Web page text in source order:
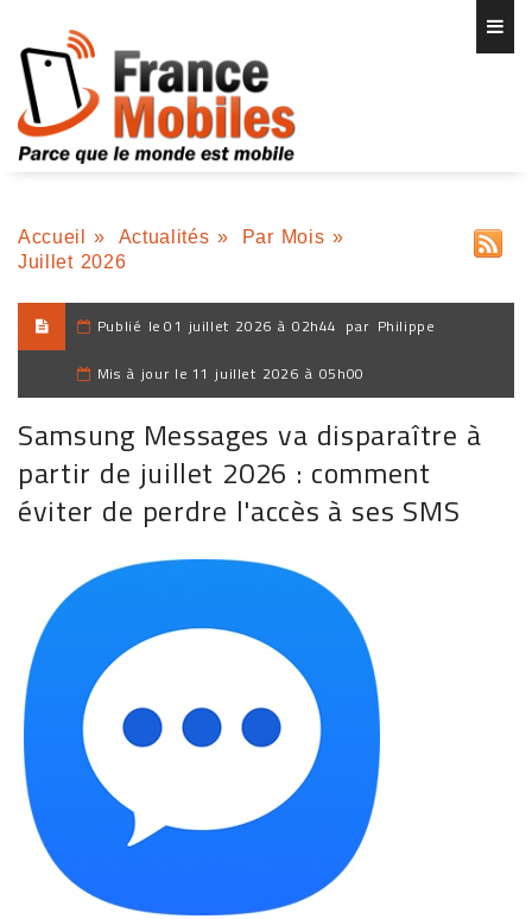
Accueil » Actualités » Par Mois »
Juillet 2026
Publié le 01 juillet 2026 à 02h44 par Philippe
Mis à jour le 11 juillet 2026 à 05h00
Samsung Messages va disparaître à
partir de juillet 2026 : comment
éviter de perdre l'accès à ses SMS